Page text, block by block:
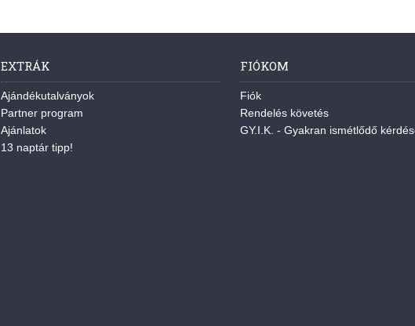
EXTRÁK
Ajándékutalványok
Partner program
Ajánlatok
13 naptár tipp!
FIÓKOM
Fiók
Rendelés követés
GY.I.K. - Gyakran ismétlődő